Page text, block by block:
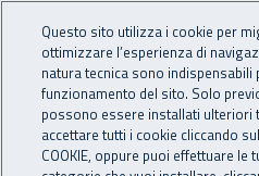
INAIL -
Navigazione
Navigazione - Ti trovi in:
Questo sito utilizza i cookie per
ottimizzare l’esperienza di
natura tecnica sono
funzionamento del sito. Solo
possono essere installati ulteriori
accettare tutti i cookie cliccando sul
COOKIE, oppure puoi effettuare le